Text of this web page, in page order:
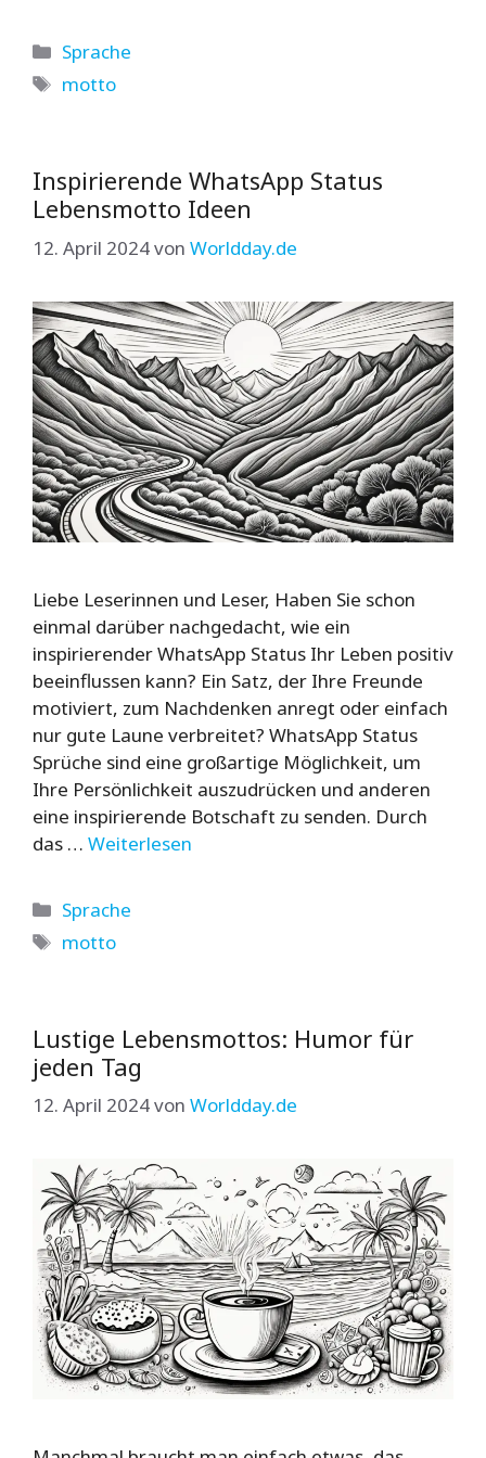
Kategorien
Sprache
Schlagwörter
motto
Inspirierende WhatsApp Status
Lebensmotto Ideen
12. April 2024von Worldday.de
Liebe Leserinnen und Leser, Haben Sie schon
einmal darüber nachgedacht, wie ein
inspirierender WhatsApp Status Ihr Leben positiv
beeinflussen kann? Ein Satz, der Ihre Freunde
motiviert, zum Nachdenken anregt oder einfach
nur gute Laune verbreitet? WhatsApp Status
Sprüche sind eine großartige Möglichkeit, um
Ihre Persönlichkeit auszudrücken und anderen
eine inspirierende Botschaft zu senden. Durch
das … Weiterlesen
Kategorien
Sprache
Schlagwörter
motto
Lustige Lebensmottos: Humor für
jeden Tag
12. April 2024von Worldday.de